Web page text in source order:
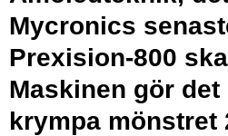
Mycronics
Prexision-800
Maskinen gör
krympa mönstret